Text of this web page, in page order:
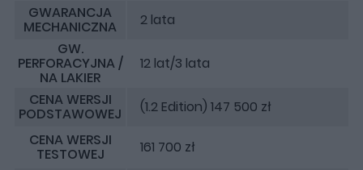
GWARANCJA
MECHANICZNA
2 lata
GW.
PERFORACYJNA /
NA LAKIER
12 lat/3 lata
CENA WERSJI
PODSTAWOWEJ
(1.2 Edition) 147 500 zł
CENA WERSJI
TESTOWEJ
161 700 zł